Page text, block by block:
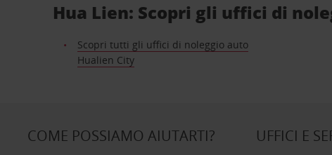
Hua Lien: Scopri gli uffici di
Scopri tutti gli uffici di noleggio auto
Hualien City
COME POSSIAMO AIUTARTI? UFFICI E